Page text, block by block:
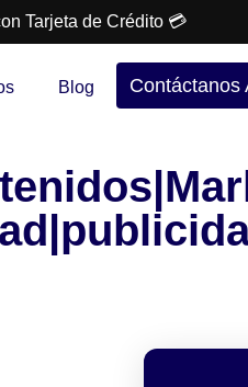
Tarjeta de Crédito 💳
Blog Contáctanos